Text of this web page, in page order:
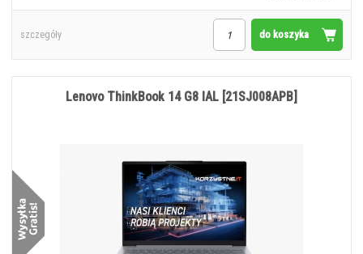
do koszyka
szczegóły
Lenovo ThinkBook 14 G8 IAL [21SJ008APB]